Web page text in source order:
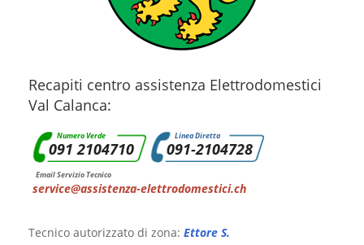
Recapiti centro assistenza Elettrodomestici
Val Calanca:
Numero Verde
091 2104710
Linea Diretta
091-2104728
Email Servizio Tecnico
service@assistenza-elettrodomestici.ch
Tecnico autorizzato di zona: Ettore S.